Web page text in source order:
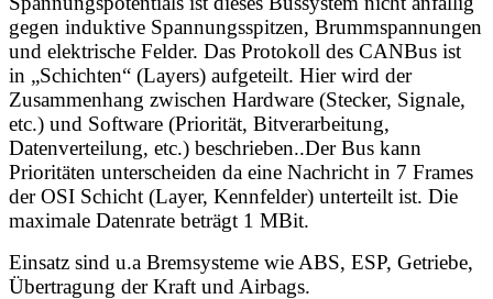
gegen induktive Spannungsspitzen, Brummspannungen
und elektrische Felder. Das Protokoll des CANBus ist
in „Schichten“ (Layers) aufgeteilt. Hier wird der
Zusammenhang zwischen Hardware (Stecker, Signale,
etc.) und Software (Priorität, Bitverarbeitung,
Datenverteilung, etc.) beschrieben..Der Bus kann
Prioritäten unterscheiden da eine Nachricht in 7 Frames
der OSI Schicht (Layer, Kennfelder) unterteilt ist. Die
maximale Datenrate beträgt 1 MBit.
Einsatz sind u.a Bremsysteme wie ABS, ESP, Getriebe,
Übertragung der Kraft und Airbags.